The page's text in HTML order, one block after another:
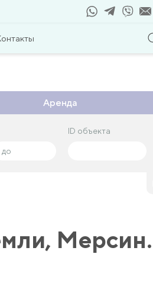
Аренда
ID объекта
ID объекта
Мерсин.